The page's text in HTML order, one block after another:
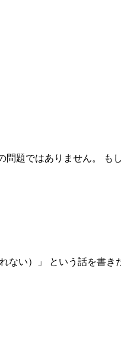
題ではありません。 も
ない）」 という話を書